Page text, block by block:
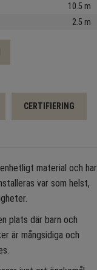
10.5 m
2.5 m
CERTIFIERING
material och har
var som helst,
plats där barn och
är mångsidiga och